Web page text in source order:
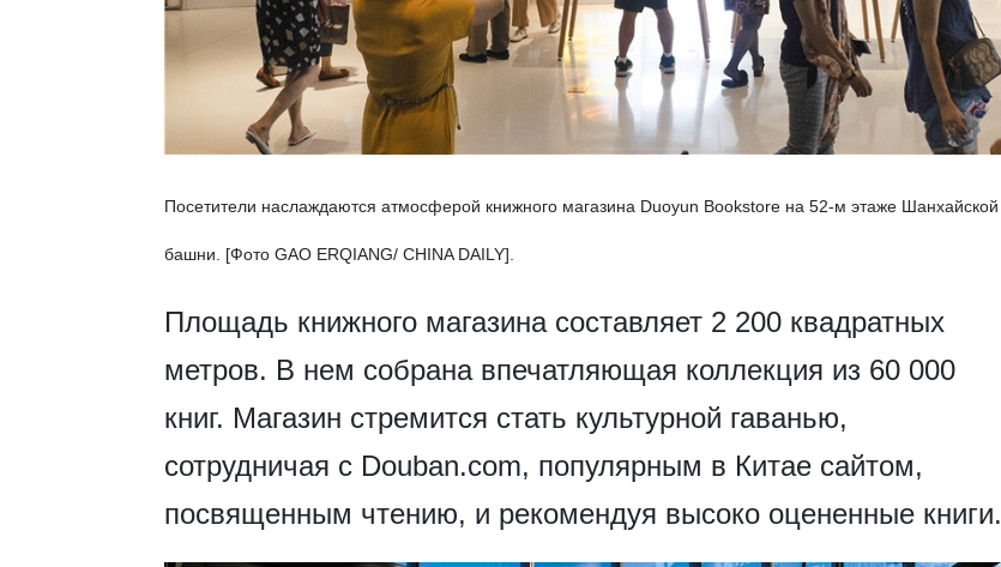
Посетители наслаждаются атмосферой книжного магазина Duoyun Bookstore на 52-м этаже Шанхайской
башни. [Фото GAO ERQIANG/ CHINA DAILY].
Площадь книжного магазина составляет 2 200 квадратных
метров. В нем собрана впечатляющая коллекция из 60 000
книг. Магазин стремится стать культурной гаванью,
сотрудничая с Douban.com, популярным в Китае сайтом,
посвященным чтению, и рекомендуя высоко оцененные книги.